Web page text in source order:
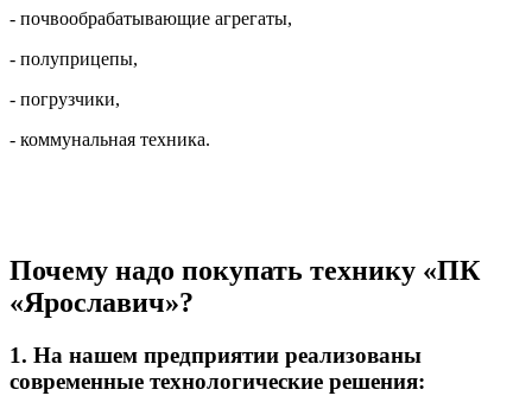
- почвообрабатывающие агрегаты,
- полуприцепы,
- погрузчики,
- коммунальная техника.
Почему надо покупать технику «ПК
«Ярославич»?
1. На нашем предприятии реализованы
современные технологические решения: